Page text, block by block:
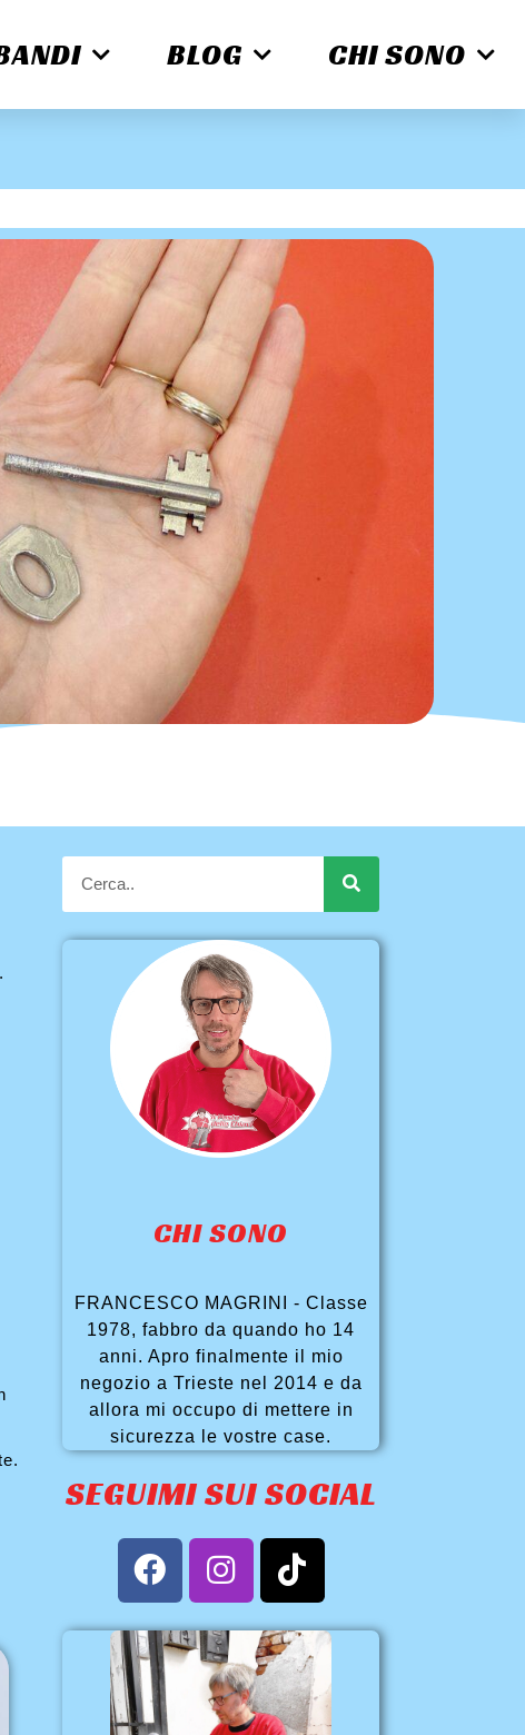
BLOG CHI SONO
CHI SONO
FRANCESCO MAGRINI - Classe
1978, fabbro da quando ho 14
anni. Apro finalmente il mio
negozio a Trieste nel 2014 e da
allora mi occupo di mettere in
sicurezza le vostre case.
SEGUIMI SUI SOCIAL